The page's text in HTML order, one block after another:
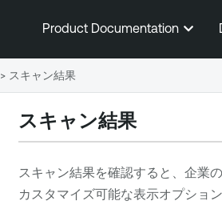
Product Documentation
スキャン結果
スキャン結果を確認すると、企業
カスタマイズ可能な表示オプショ
> スキャン結果